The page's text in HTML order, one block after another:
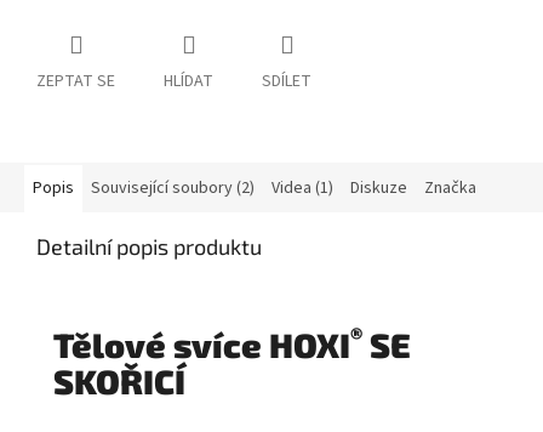
ZEPTAT SE HLÍDAT SDÍLET
Popis Související soubory (2) Videa (1) Diskuze Značka
Detailní popis produktu
Tělové svíce HOXI® SE
SKOŘICÍ